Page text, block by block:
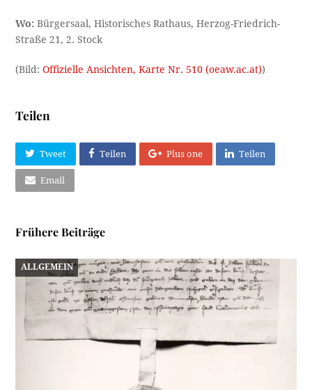
Wo:Bürgersaal, Historisches Rathaus, Herzog-Friedrich-
Straße 21, 2. Stock
(Bild:Offizielle Ansichten, Karte Nr. 510 (oeaw.ac.at))
Teilen
Tweet Teilen Plus one Teilen
Email
Frühere Beiträge
ALLGEMEIN